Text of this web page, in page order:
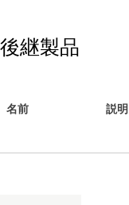
後継製品
名前 説明